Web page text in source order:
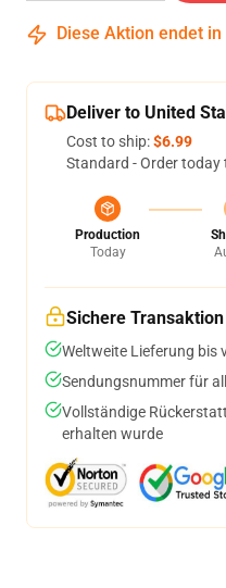
Diese Aktion endet in
Deliver to United
Cost to ship:$6.99
Standard - Order today
Production
Today
Sichere Transaktion
Weltweite Lieferung bis
Sendungsnummer für
Vollständige
erhalten wurde